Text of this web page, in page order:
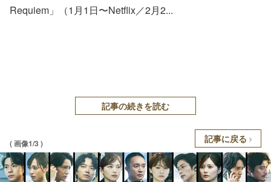
Requiem」（1月1日〜Netflix／2月2...
記事の続きを読む
( 画像1/3 ) 記事に戻る